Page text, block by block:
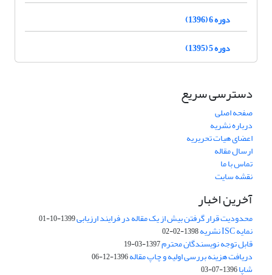
دوره 6 (1396)
دوره 5 (1395)
دسترسی سریع
صفحه اصلی
درباره نشریه
اعضای هیات تحریریه
ارسال مقاله
تماس با ما
نقشه سایت
آخرین اخبار
محدودیت قرار گرفتن بیش از یک مقاله در فرایند ارزیابی1399-10-01
نمایه ISC نشریه 1398-02-02
قابل توجه نویسندگان محترم1397-03-19
دریافت هزینه بررسی اولیه و چاپ مقاله1396-12-06
شاپا1396-07-03